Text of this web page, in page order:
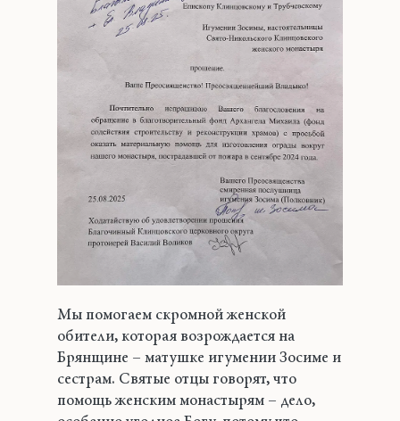
Мы помогаем скромной женской
обители, которая возрождается на
Брянщине – матушке игумении Зосиме и
сестрам. Святые отцы говорят, что
помощь женским монастырям – дело,